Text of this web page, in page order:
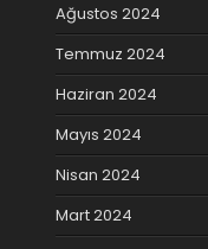
Ağustos 2024
Temmuz 2024
Haziran 2024
Mayıs 2024
Nisan 2024
Mart 2024